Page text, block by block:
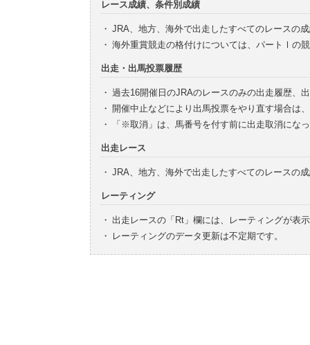
レース成績、条件別成績
・ JRA、地方、海外で出走したすべてのレースの
・ 海外重賞競走の格付けについては、パートⅠの
出走・出馬投票履歴
・ 過去16開催日のJRAのレースのみの出走履歴、
・ 開催中止などにより出馬投票をやり直す場合は
・
「※取消」は、馬番号を付す前に出走取消にな
出走レース
・ JRA、地方、海外で出走したすべてのレースの
レーティング
・ 出走レースの「Rt」欄には、レーティングが表
・
レーティングのデータ更新は不定期です。